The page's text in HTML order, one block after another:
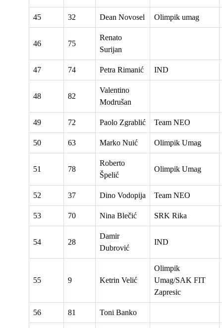
45 32 Dean Novosel Olimpik umag
46 75
Renato
Surijan
47 74 Petra Rimanić IND
48 82
Valentino
Modrušan
49 72 Paolo Zgrablić Team NEO
50 63 Marko Nuić Olimpik Umag
51 78
Roberto
Špelić
Olimpik Umag
52 37 Dino Vodopija Team NEO
53 70 Nina Blečić SRK Rika
54 28
Damir
Dubrović
IND
55 9 Ketrin Velić
Olimpik
Umag/SAK FIT
Zapresic
56 81 Toni Banko